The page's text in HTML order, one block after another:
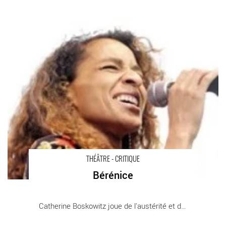
THÉÂTRE - CRITIQUE
Bérénice
Catherine Boskowitz joue de l'austérité et du [...]
- Critique sortie Théâtre